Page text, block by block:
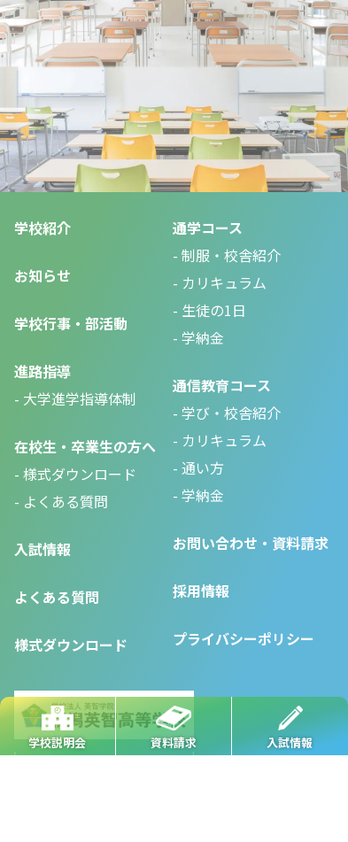
学校紹介
お知らせ
学校行事・部活動
進路指導
大学進学指導体制
在校生・卒業生の方へ
様式ダウンロード
よくある質問
入試情報
よくある質問
様式ダウンロード
通学コース
制服・校舎紹介
カリキュラム
生徒の1日
学納金
通信教育コース
学び・校舎紹介
カリキュラム
通い方
学納金
お問い合わせ・資料請求
採用情報
プライバシーポリシー
学校説明会 資料請求 入試情報